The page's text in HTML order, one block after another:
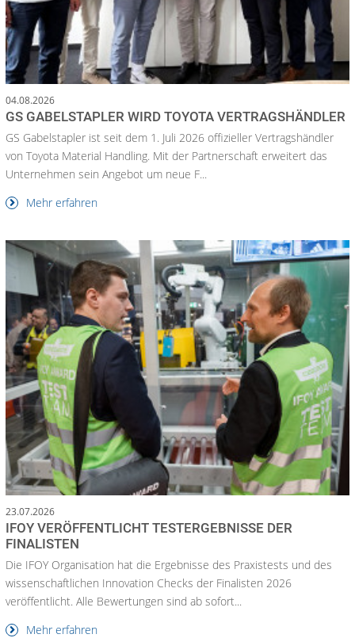
04.08.2026
GS GABELSTAPLER WIRD TOYOTA VERTRAGSHÄNDLER
GS Gabelstapler ist seit dem 1. Juli 2026 offizieller Vertragshändler
von Toyota Material Handling. Mit der Partnerschaft erweitert das
Unternehmen sein Angebot um neue F...
Mehr erfahren
23.07.2026
IFOY VERÖFFENTLICHT TESTERGEBNISSE DER
FINALISTEN
Die IFOY Organisation hat die Ergebnisse des Praxistests und des
wissenschaftlichen Innovation Checks der Finalisten 2026
veröffentlicht. Alle Bewertungen sind ab sofort...
Mehr erfahren